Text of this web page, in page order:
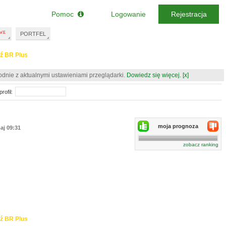
BR Plus
z aktualnymi ustawieniami przeglądarki. Dowiedz się więcej. [x]
09:31 moja prognoza
zobacz ranking
BR Plus
PORTFEL
Pomoc Logowanie Rejestracja